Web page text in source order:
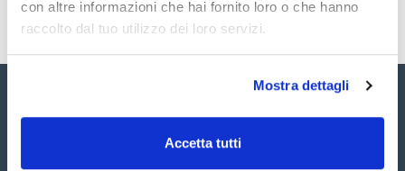
con altre informazioni che hai fornito loro o che hanno
raccolto dal tuo utilizzo dei loro servizi.
Mostra dettagli
Accetta tutti